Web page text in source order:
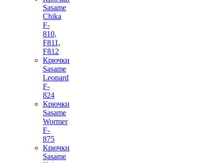
Sasame
Chika
F-
810,
F811,
F812
Крючки
Sasame
Leopard
F-
824
Крючки
Sasame
Wormer
F-
875
Крючки
Sasame